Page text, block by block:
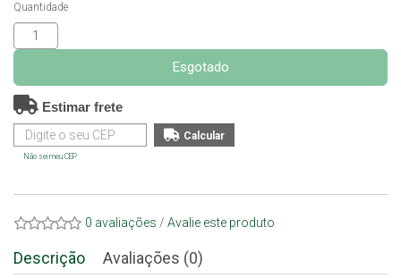
Quantidade
Esgotado
Estimar frete
Não sei meu CEP
0 avaliações / Avalie este produto
Descrição Avaliações (0)